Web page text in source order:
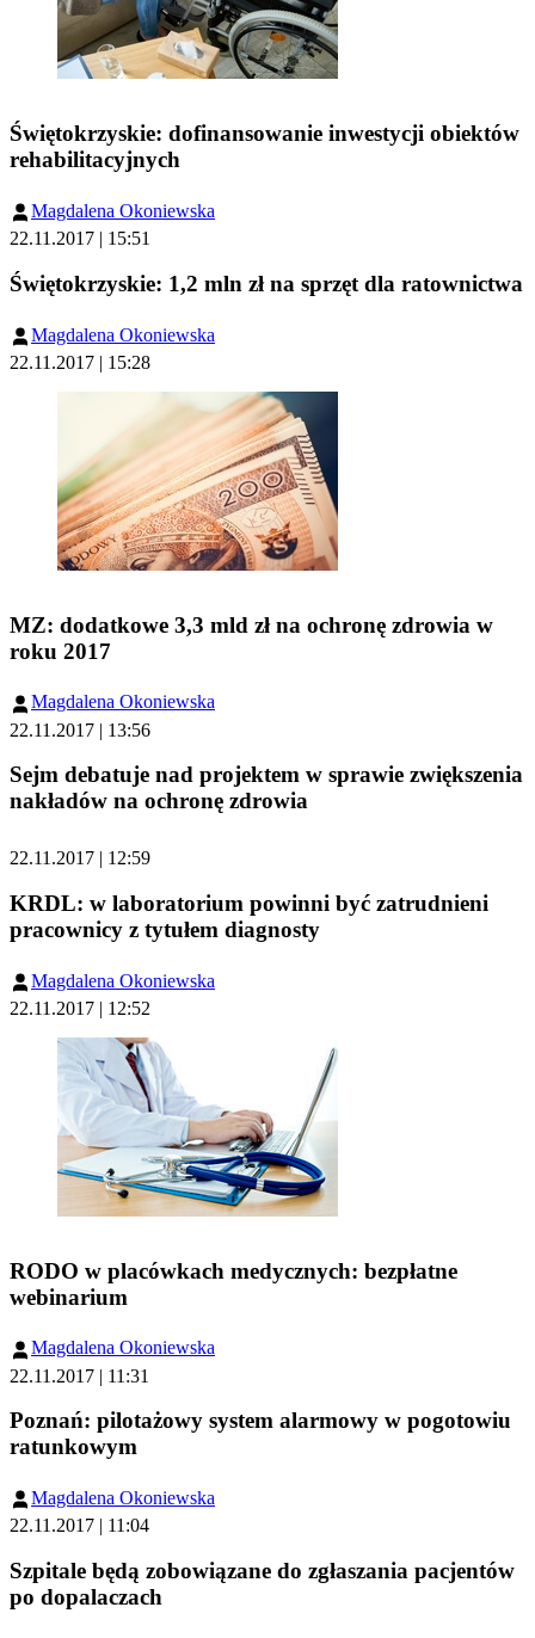
Świętokrzyskie: dofinansowanie inwestycji obiektów
rehabilitacyjnych
Magdalena Okoniewska
22.11.2017 | 15:51
Świętokrzyskie: 1,2 mln zł na sprzęt dla ratownictwa
Magdalena Okoniewska
22.11.2017 | 15:28
MZ: dodatkowe 3,3 mld zł na ochronę zdrowia w
roku 2017
Magdalena Okoniewska
22.11.2017 | 13:56
Sejm debatuje nad projektem w sprawie zwiększenia
nakładów na ochronę zdrowia
22.11.2017 | 12:59
KRDL: w laboratorium powinni być zatrudnieni
pracownicy z tytułem diagnosty
Magdalena Okoniewska
22.11.2017 | 12:52
RODO w placówkach medycznych: bezpłatne
webinarium
Magdalena Okoniewska
22.11.2017 | 11:31
Poznań: pilotażowy system alarmowy w pogotowiu
ratunkowym
Magdalena Okoniewska
22.11.2017 | 11:04
Szpitale będą zobowiązane do zgłaszania pacjentów
po dopalaczach